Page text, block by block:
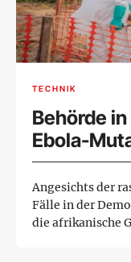
TECHNIK
Behörde
Ebola-
Angesichts der
Fälle in der
die afrikanische